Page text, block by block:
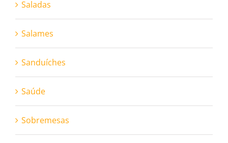
Saladas
Salames
Sanduíches
Saúde
Sobremesas